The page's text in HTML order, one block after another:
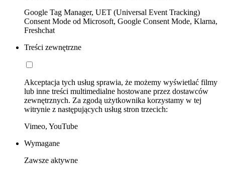
Google Tag Manager, UET (Universal Event Tracking)
Consent Mode od Microsoft, Google Consent Mode, Klarna,
Freshchat
Treści zewnętrzne
Akceptacja tych usług sprawia, że możemy wyświetlać filmy
lub inne treści multimedialne hostowane przez dostawców
zewnętrznych. Za zgodą użytkownika korzystamy w tej
witrynie z następujących usług stron trzecich:
Vimeo, YouTube
Wymagane
Zawsze aktywne